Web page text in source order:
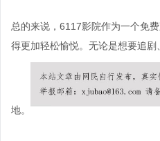
总的来说，6117影院作为一个免
得更加轻松愉悦。无论是想要追
地。